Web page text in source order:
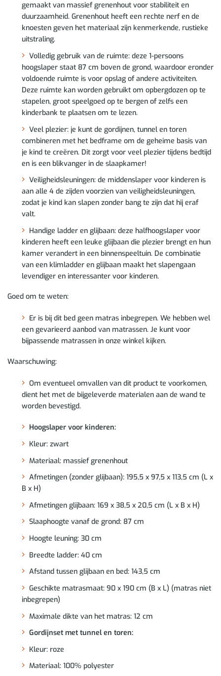
gemaakt van massief grenenhout voor stabiliteit en
duurzaamheid. Grenenhout heeft een rechte nerf en de
knoesten geven het materiaal zijn kenmerkende, rustieke
uitstraling.
Volledig gebruik van de ruimte: deze 1-persoons
hoogslaper staat 87 cm boven de grond, waardoor eronder
voldoende ruimte is voor opslag of andere activiteiten.
Deze ruimte kan worden gebruikt om opbergdozen op te
stapelen, groot speelgoed op te bergen of zelfs een
kinderbank te plaatsen om te lezen.
Veel plezier: je kunt de gordijnen, tunnel en toren
combineren met het bedframe om de geheime basis van
je kind te creëren. Dit zorgt voor veel plezier tijdens bedtijd
en is een blikvanger in de slaapkamer!
Veiligheidsleuningen: de middenslaper voor kinderen is
aan alle 4 de zijden voorzien van veiligheidsleuningen,
zodat je kind kan slapen zonder bang te zijn dat hij eraf
valt.
Handige ladder en glijbaan: deze halfhoogslaper voor
kinderen heeft een leuke glijbaan die plezier brengt en hun
kamer verandert in een binnenspeeltuin. De combinatie
van een klimladder en glijbaan maakt het slapengaan
levendiger en interessanter voor kinderen.
Goed om te weten:
Er is bij dit bed geen matras inbegrepen. We hebben wel
een gevarieerd aanbod van matrassen. Je kunt voor
bijpassende matrassen in onze winkel kijken.
Waarschuwing:
Om eventueel omvallen van dit product te voorkomen,
dient het met de bijgeleverde materialen aan de wand te
worden bevestigd.
Hoogslaper voor kinderen:
Kleur: zwart
Materiaal: massief grenenhout
Afmetingen (zonder glijbaan): 195,5 x 97,5 x 113,5 cm (L x
B x H)
Afmetingen glijbaan: 169 x 38,5 x 20,5 cm (L x B x H)
Slaaphoogte vanaf de grond: 87 cm
Hoogte leuning: 30 cm
Breedte ladder: 40 cm
Afstand tussen glijbaan en bed: 143,5 cm
Geschikte matrasmaat: 90 x 190 cm (B x L) (matras niet
inbegrepen)
Maximale dikte van het matras: 12 cm
Gordijnset met tunnel en toren:
Kleur: roze
Materiaal: 100% polyester